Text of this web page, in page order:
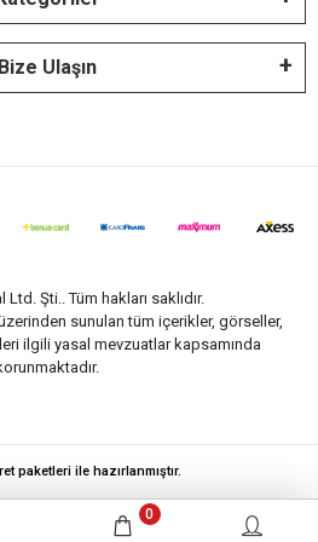
Bize Ulaşın
Şti.. Tüm hakları saklıdır.
sunulan tüm içerikler, görseller,
ilgili yasal mevzuatlar kapsamında
0
paketleri ile hazırlanmıştır.